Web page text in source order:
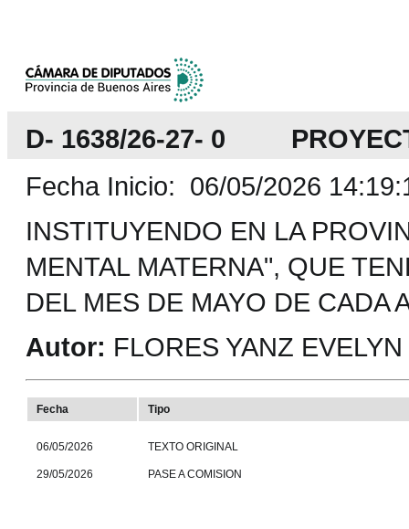
D- 1638/26-27- 0
Fecha Inicio: 06/05/2026
INSTITUYENDO EN LA
MENTAL MATERNA", QUE
DEL MES DE MAYO DE CADA
Autor: FLORES YANZ
Fecha Tipo
06/05/2026 TEXTO ORIGINAL
29/05/2026 PASE A COMISION